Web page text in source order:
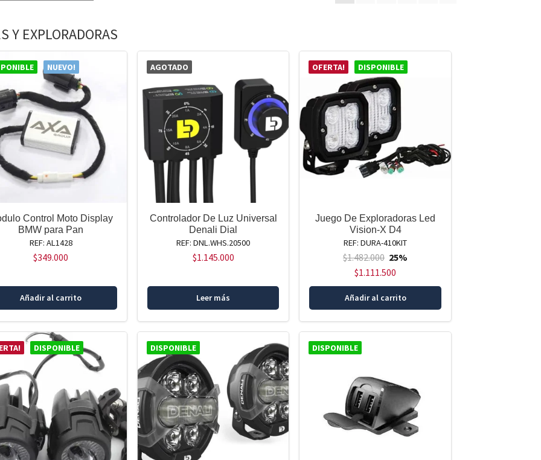
Y EXPLORADORAS
NUEVO!
Control Moto Display
BMW para Pan
REF: AL1428
$349.000
Añadir al carrito
AGOTADO
Controlador De Luz Universal
Denali Dial
REF: DNL.WHS.20500
$1.145.000
Leer más
OFERTA! DISPONIBLE
Juego De Exploradoras Led
Vision-X D4
REF: DURA-410KIT
$1.482.000 25%
$1.111.500
Añadir al carrito
DISPONIBLE DISPONIBLE DISPONIBLE